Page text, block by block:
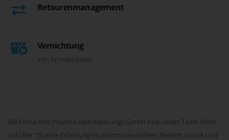
Retourenmanagement
Vernichtung
von Arzneimitteln
Die Firma Abis Pharma Dienstleistungs GmbH bzw. unser Team blickt
auf über 15 Jahre Erfahrung im pharmazeutischen Bereich zurück und